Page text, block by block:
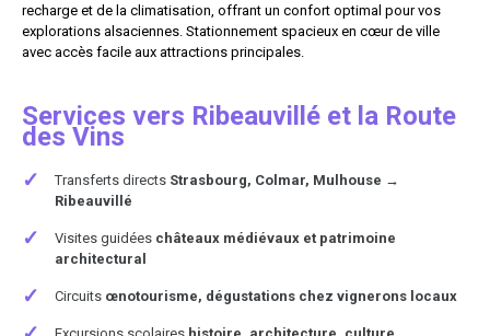
recharge et de la climatisation, offrant un confort optimal pour vos
explorations alsaciennes. Stationnement spacieux en cœur de ville
avec accès facile aux attractions principales.
Services vers Ribeauvillé et la Route
des Vins
✓ Transferts directs Strasbourg, Colmar, Mulhouse →
Ribeauvillé
✓ Visites guidées châteaux médiévaux et patrimoine
architectural
✓ Circuits œnotourisme, dégustations chez vignerons locaux
Excursions scolaires histoire, architecture, culture